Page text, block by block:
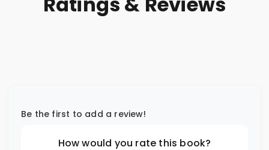
Be the first to add a review!
How would you rate this book?